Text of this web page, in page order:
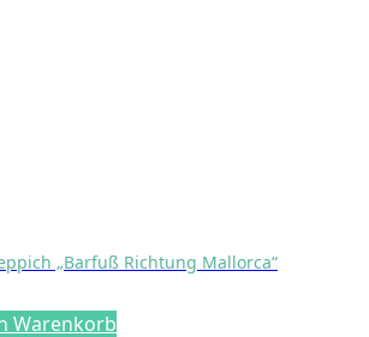
„Barfuß Richtung Mallorca“
Warenkorb